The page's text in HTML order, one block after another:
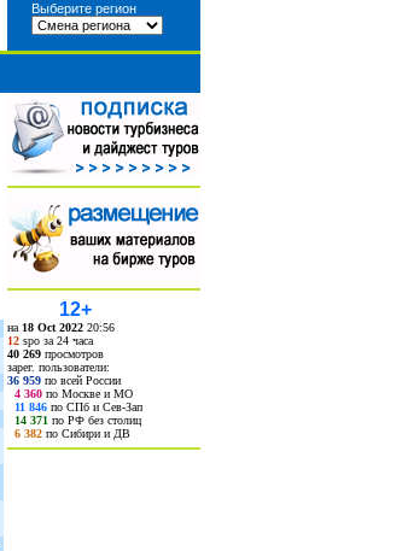
Выберите регион
12+
на 18 Oct 2022 20:56
12 spo за 24 часа
40 269 просмотров
зарег. пользователи:
36 959 по всей России
4 360 по Москве и МО
11 846 по СПб и Сев-Зап
14 371 по РФ без столиц
6 382 по Сибири и ДВ